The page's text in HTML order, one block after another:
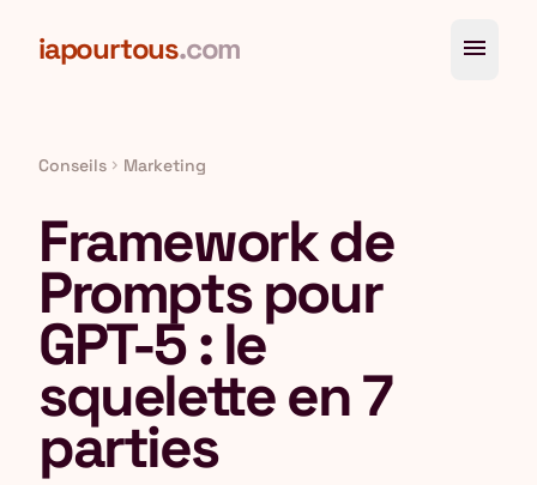
iapourtous.com menu
Conseils chevron_right Marketing
Framework de
Prompts pour
GPT-5 : le
squelette en 7
parties